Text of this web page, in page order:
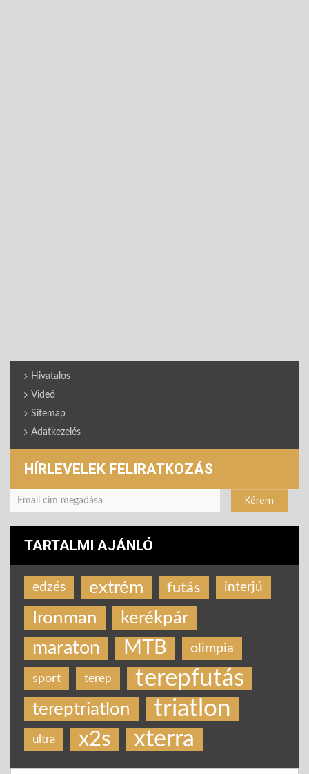
Hivatalos
Videó
Sitemap
Adatkezelés
HÍRLEVELEK FELIRATKOZÁS
TARTALMI AJÁNLÓ
edzés extrém futás interjú
Ironman kerékpár
maraton MTB olimpia
sport terep terepfutás
tereptriatlon triatlon
ultra x2s xterra